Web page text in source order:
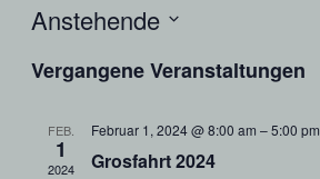
Anstehende
wählen.
Vergangene Veranstaltungen
FEB.
1
2024
Februar 1, 2024 @ 8:00 am –5:00 pm
Grosfahrt 2024